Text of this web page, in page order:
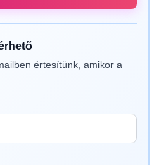
értesítünk, amikor a